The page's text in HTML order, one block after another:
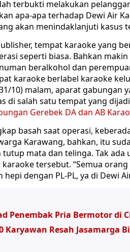
terbukti melakukan
apa-apa terhadap Dewi Air
akan menindaklanjuti kasus
tempat karaoke yang
seperti biasa. Bahkan
beralkohol dan
karaoke berlabel karaoke
10) malam, aparat gabungan
di salah satu tempat yang
Gerebek DA dan AB
basah saat operasi,
Karawang, bahkan, itu
tutup mata dan telinga. Tak
tersebut. “Semua
dengan PL-PL, ya di Dewi
Penembak Pria Bermotor di
Karyawan Resah Jasamarga